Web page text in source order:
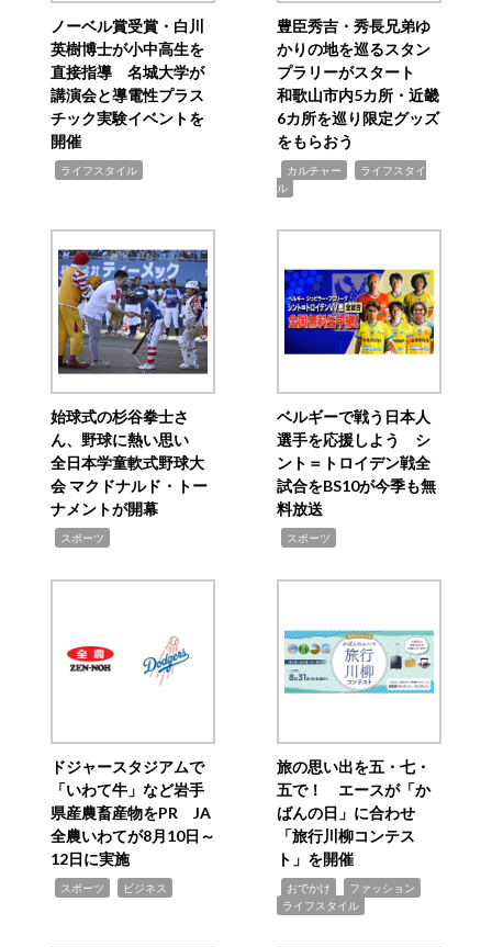
ノーベル賞受賞・白川
英樹博士が小中高生を
直接指導 名城大学が
講演会と導電性プラス
チック実験イベントを
開催
ライフスタイル
豊臣秀吉・秀長兄弟ゆ
かりの地を巡るスタン
プラリーがスタート
和歌山市内5カ所・近畿
6カ所を巡り限定グッズ
をもらおう
カルチャー
ライフスタイ
ル
始球式の杉谷拳士さ
ん、野球に熱い思い
全日本学童軟式野球大
会 マクドナルド・トー
ナメントが開幕
スポーツ
ベルギーで戦う日本人
選手を応援しよう シ
ント＝トロイデン戦全
試合をBS10が今季も無
料放送
スポーツ
ドジャースタジアムで
「いわて牛」など岩手
県産農畜産物をPR JA
全農いわてが8月10日～
12日に実施
スポーツ ビジネス
旅の思い出を五・七・
五で！ エースが「か
ばんの日」に合わせ
「旅行川柳コンテス
ト」を開催
おでかけ ファッション
ライフスタイル